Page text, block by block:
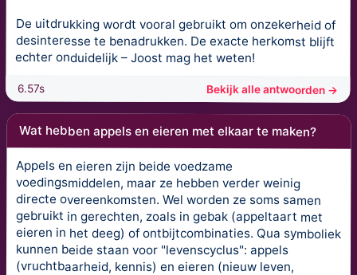
De uitdrukking wordt vooral gebruikt om onzekerheid of
desinteresse te benadrukken. De exacte herkomst blijft
echter onduidelijk – Joost mag het weten!
6.57s Bekijk alle antwoorden →
Wat hebben appels en eieren met elkaar te maken?
Appels en eieren zijn beide voedzame
voedingsmiddelen, maar ze hebben verder weinig
directe overeenkomsten. Wel worden ze soms samen
gebruikt in gerechten, zoals in gebak (appeltaart met
eieren in het deeg) of ontbijtcombinaties. Qua symboliek
kunnen beide staan voor "levenscyclus": appels
(vruchtbaarheid, kennis) en eieren (nieuw leven,